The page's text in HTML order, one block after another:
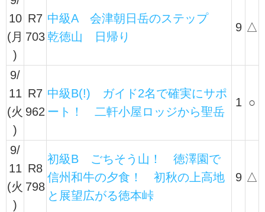
10
(月
)
R7
703
中級A 会津朝日岳のステップ
乾徳山 日帰り
9 △
9/
11
(火
)
R7
962
中級B(!) ガイド2名で確実にサポ
ート！ 二軒小屋ロッジから聖岳
1 ○
9/
11
(火
)
R8
798
初級B ごちそう山！ 徳澤園で
信州和牛の夕食！ 初秋の上高地
と展望広がる徳本峠
9 △